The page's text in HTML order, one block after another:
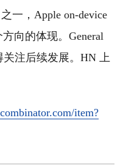
一，Apple on-device
向的体现。General
注后续发展。HN 上
item?